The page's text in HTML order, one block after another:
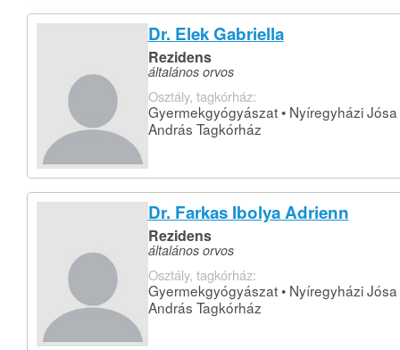
Dr. Elek Gabriella
Rezidens
általános orvos
Osztály, tagkórház:
Gyermekgyógyászat • Nyíregyházi Jósa
András Tagkórház
Dr. Farkas Ibolya Adrienn
Rezidens
általános orvos
Osztály, tagkórház:
Gyermekgyógyászat • Nyíregyházi Jósa
András Tagkórház